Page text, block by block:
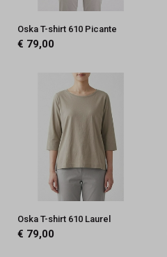
Oska T-shirt 610 Picante
€ 79,00
Oska T-shirt 610 Laurel
€ 79,00